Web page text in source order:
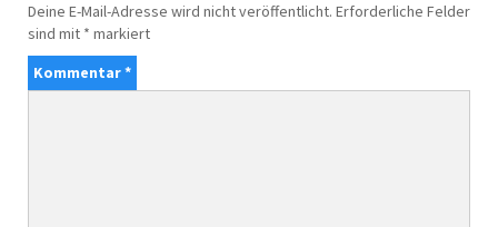
Deine E-Mail-Adresse wird nicht veröffentlicht. Erforderliche Felder
sind mit * markiert
Kommentar*